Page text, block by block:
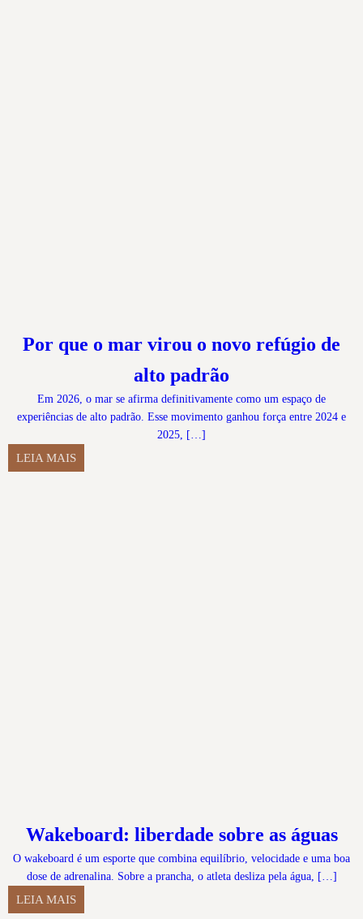
Por que o mar virou o novo refúgio de
alto padrão
Em 2026, o mar se afirma definitivamente como um espaço de
experiências de alto padrão. Esse movimento ganhou força entre 2024 e
2025, […]
LEIA MAIS
Wakeboard: liberdade sobre as águas
O wakeboard é um esporte que combina equilíbrio, velocidade e uma boa
dose de adrenalina. Sobre a prancha, o atleta desliza pela água, […]
LEIA MAIS